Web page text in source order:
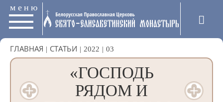
меню
ГЛАВНАЯ | СТАТЬИ | 2022 | 03
«ГОСПОДЬ
РЯДОМ И